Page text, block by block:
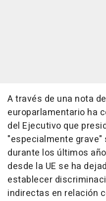
A través de una nota
europarlamentario ha
del Ejecutivo que
"especialmente
durante los últimos
desde la UE se ha
establecer
indirectas en relación